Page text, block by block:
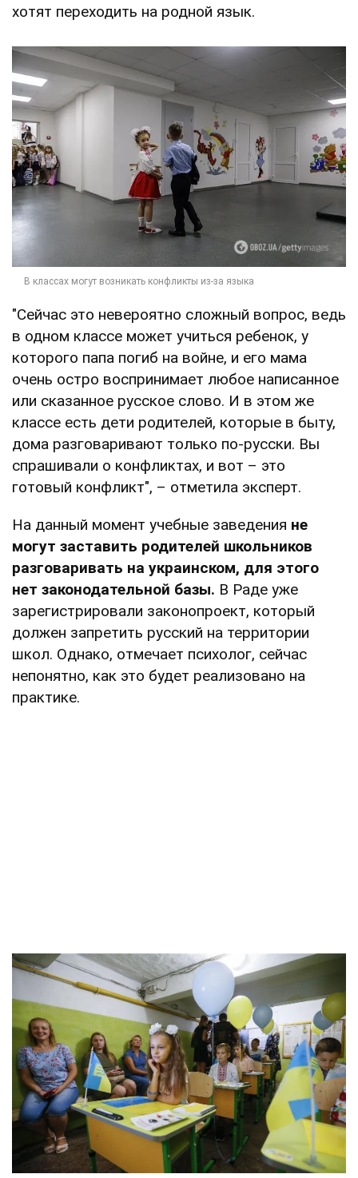
хотят переходить на родной язык.
"Сейчас это невероятно сложный вопрос, ведь
в одном классе может учиться ребенок, у
которого папа погиб на войне, и его мама
очень остро воспринимает любое написанное
или сказанное русское слово. И в этом же
классе есть дети родителей, которые в быту,
дома разговаривают только по-русски. Вы
спрашивали о конфликтах, и вот – это
готовый конфликт", – отметила эксперт.
На данный момент учебные заведения не
могут заставить родителей школьников
разговаривать на украинском, для этого
нет законодательной базы. В Раде уже
зарегистрировали законопроект, который
должен запретить русский на территории
школ. Однако, отмечает психолог, сейчас
непонятно, как это будет реализовано на
практике.